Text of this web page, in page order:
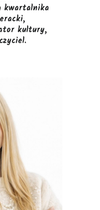
kwartalnika
kultury,